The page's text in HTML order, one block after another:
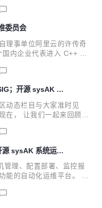
？ 答：龙蜥社区 2020 年
亿颗芯片中实现了先进的
生态系统发展的重要环
态的持续投入，才能为广
顺畅开发环境与流畅的
驱动的创新对于 Arm 生
委员会
理事单位阿里云的许传奇
内企业代表进入 C++ 标
等。其中 Coroutine 可以
高性能的轻量级协程库，
码。也正因为这个特
程代码，同时完成异步
在...
；开源 sysAK 系
动态栏目与大家准时见
在， 让我们一起来回顾下
运维工具集 sysAK，全
些经验进行抽象总结出典
一系列工具，形成统一的
大的底层系统运维能力，
双十一咋省钱？KeenTu
源 sysAK 系统运维
管理、配置部署、监控报
能的自动化运维平台。 作
openanolis.cn/sig/sysom